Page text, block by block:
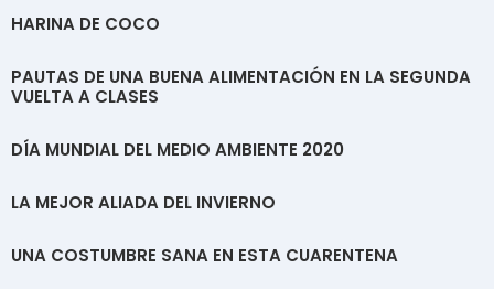
HARINA DE COCO
PAUTAS DE UNA BUENA ALIMENTACIÓN EN LA SEGUNDA
VUELTA A CLASES
DÍA MUNDIAL DEL MEDIO AMBIENTE 2020
LA MEJOR ALIADA DEL INVIERNO
UNA COSTUMBRE SANA EN ESTA CUARENTENA